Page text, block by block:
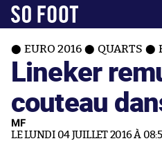
EURO 2016 QUARTS
Lineker
couteau
MF
LE LUNDI 04 JUILLET 2016 À